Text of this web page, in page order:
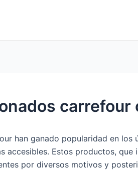
carrefour
han ganado popularidad en
accesibles. Estos productos,
por diversos motivos y